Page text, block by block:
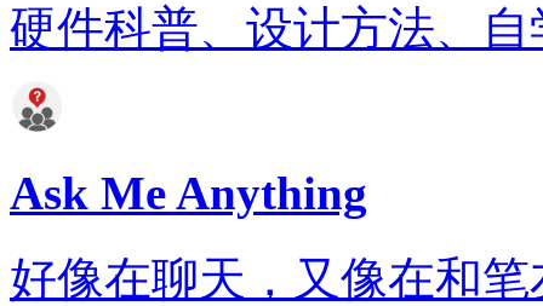
硬件科普、设计方法、
Ask Me Anything
好像在聊天，又像在和笔